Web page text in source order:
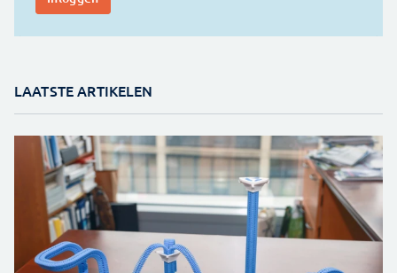
LAATSTE ARTIKELEN